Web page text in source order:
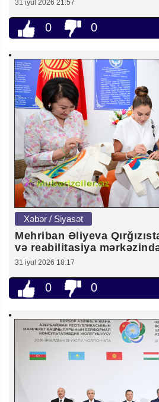
31 iyul 2026 21:57
0 0
Xəbər / Siyasət
Mehriban Əliyeva
və reabilitasiya
31 iyul 2026 18:17
0 0